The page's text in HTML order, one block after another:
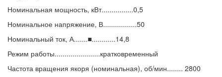
Номинальная мощность, кВт................0,5
Номинальное напряжение, В.................50
Номинальный ток, А.......■............14,8
Режим работы.......................кратковременный
Частота вращения якоря (номинальная), об/мин........ 2800